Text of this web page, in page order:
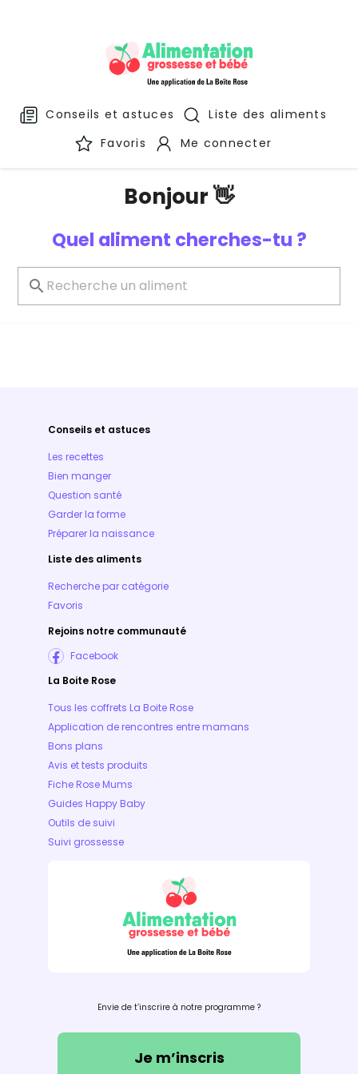
Conseils et astuces
Liste des aliments
Favoris
Me connecter
Bonjour 👋
Quel aliment cherches-tu ?
Conseils et astuces
Les recettes
Bien manger
Question santé
Garder la forme
Préparer la naissance
Liste des aliments
Recherche par catégorie
Favoris
Rejoins notre communauté
Facebook
La Boite Rose
Tous les coffrets La Boite Rose
Application de rencontres entre mamans
Bons plans
Avis et tests produits
Fiche Rose Mums
Guides Happy Baby
Outils de suivi
Suivi grossesse
Envie de t’inscrire à notre programme ?
Je m’inscris